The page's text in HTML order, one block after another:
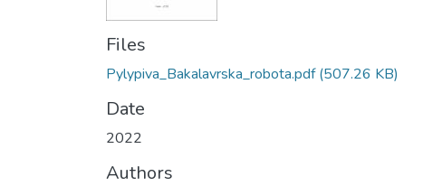
Files
Pylypiva_Bakalavrska_robota.pdf(507.26 KB)
Date
2022
Authors